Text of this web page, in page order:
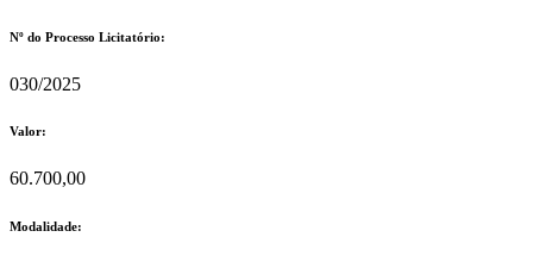
Nº do Processo Licitatório:
030/2025
Valor:
60.700,00
Modalidade: